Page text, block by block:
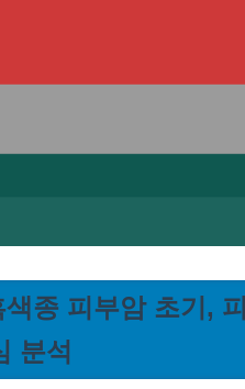
종 피부암 초기,
분석